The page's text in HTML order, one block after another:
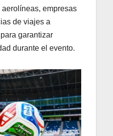
empresas
de viajes a
garantizar
durante el evento.